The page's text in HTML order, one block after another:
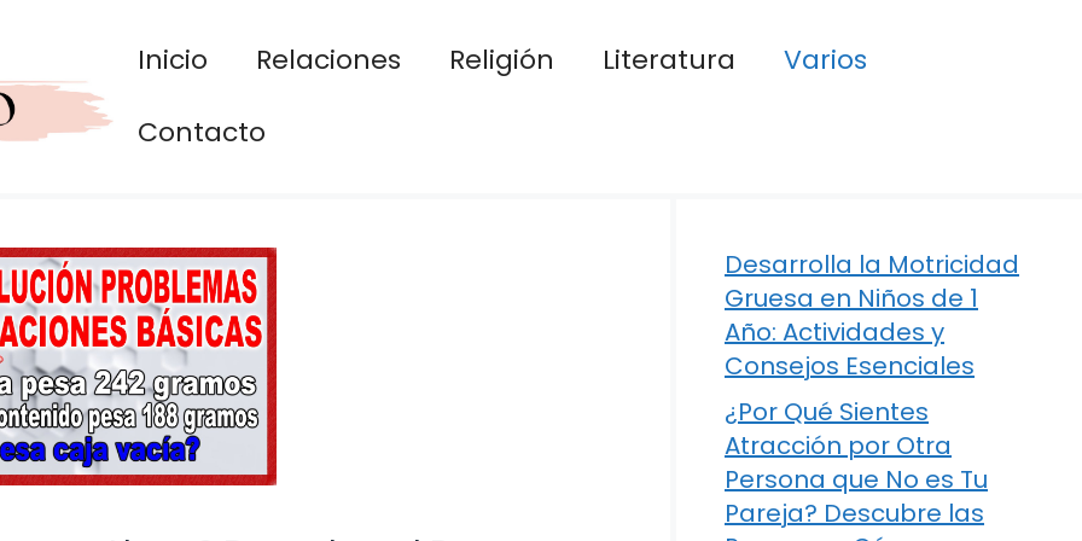
Inicio Relaciones Religión Literatura
Varios
Contacto
Desarrolla la Motricidad
Gruesa en Niños de 1
Año: Actividades y
Consejos Esenciales
¿Por Qué Sientes
Atracción por Otra
Persona que No es Tu
Pareja? Descubre las